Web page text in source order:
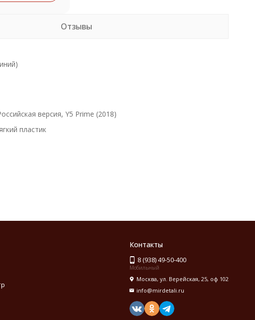
Отзывы
версия, Y5 Prime (2018)
пластик
Контакты
8 (938) 49-50-400
Мобильный
Москва, ул. Верейская, 25, оф 102
info@mirdetali.ru